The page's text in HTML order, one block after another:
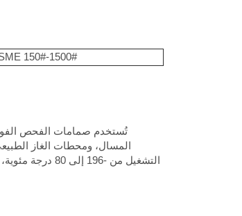
150#-1500#
تُستخدم صمامات الفحص
التشغيل من -